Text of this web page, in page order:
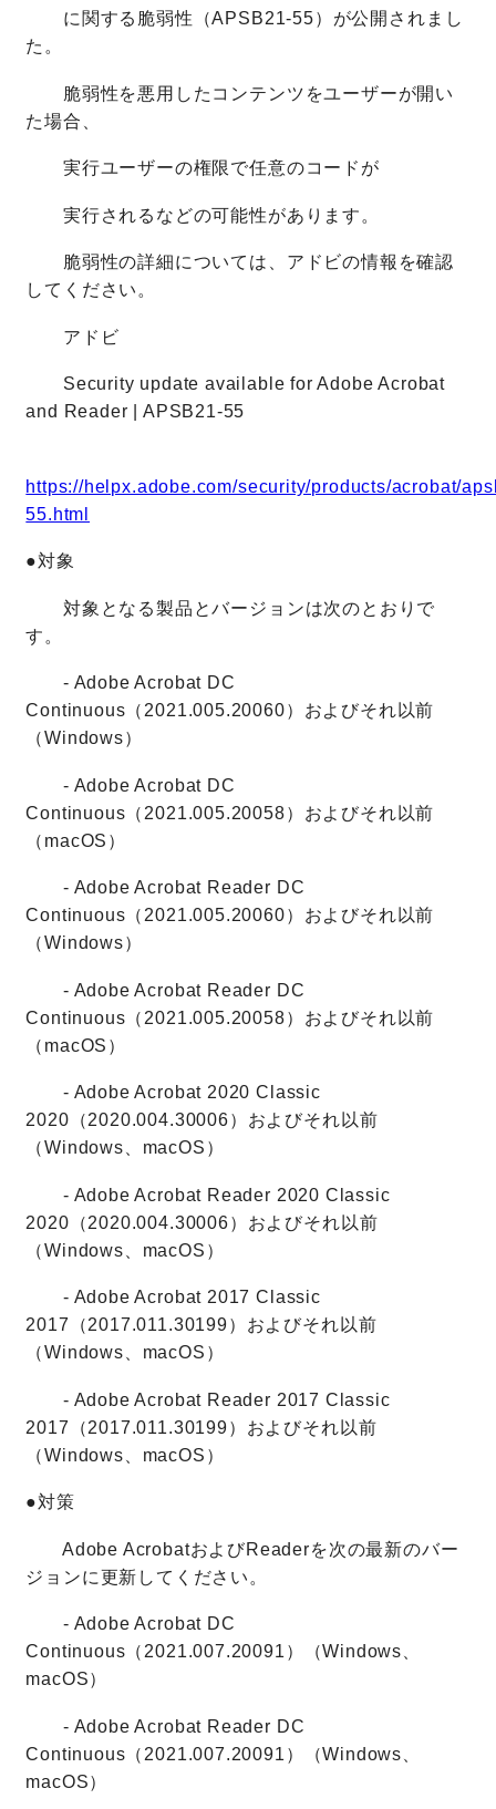
に関する脆弱性（APSB21-55）が公開されまし
た。
脆弱性を悪用したコンテンツをユーザーが開い
た場合、
実行ユーザーの権限で任意のコードが
実行されるなどの可能性があります。
脆弱性の詳細については、アドビの情報を確認
してください。
アドビ
Security update available for Adobe Acrobat
and Reader | APSB21-55
https://helpx.adobe.com/security/products/acrobat/
55.html
●対象
対象となる製品とバージョンは次のとおりで
す。
- Adobe Acrobat DC
Continuous（2021.005.20060）およびそれ以前
（Windows）
- Adobe Acrobat DC
Continuous（2021.005.20058）およびそれ以前
（macOS）
- Adobe Acrobat Reader DC
Continuous（2021.005.20060）およびそれ以前
（Windows）
- Adobe Acrobat Reader DC
Continuous（2021.005.20058）およびそれ以前
（macOS）
- Adobe Acrobat 2020 Classic
2020（2020.004.30006）およびそれ以前
（Windows、macOS）
- Adobe Acrobat Reader 2020 Classic
2020（2020.004.30006）およびそれ以前
（Windows、macOS）
- Adobe Acrobat 2017 Classic
2017（2017.011.30199）およびそれ以前
（Windows、macOS）
- Adobe Acrobat Reader 2017 Classic
2017（2017.011.30199）およびそれ以前
（Windows、macOS）
●対策
Adobe AcrobatおよびReaderを次の最新のバー
ジョンに更新してください。
- Adobe Acrobat DC
Continuous（2021.007.20091）（Windows、
macOS）
- Adobe Acrobat Reader DC
Continuous（2021.007.20091）（Windows、
macOS）